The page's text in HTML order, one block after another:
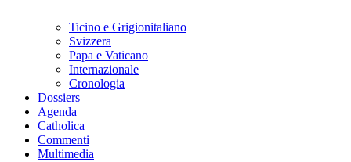
Ticino e Grigionitaliano
Svizzera
Papa e Vaticano
Internazionale
Cronologia
Dossiers
Agenda
Catholica
Commenti
Multimedia